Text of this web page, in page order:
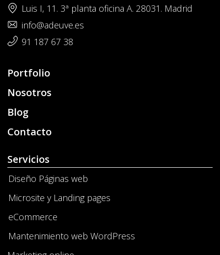
Luis I, 11. 3ª planta oficina A. 28031. Madrid
info@adeuve.es
91 187 67 38
Portfolio
Nosotros
Blog
Contacto
Servicios
Diseño Páginas web
Microsite y Landing pages
eCommerce
Mantenimiento web WordPress